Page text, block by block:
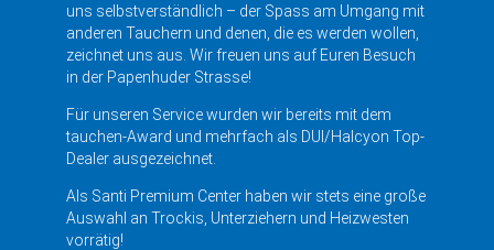
uns selbstverständlich – der Spass am Umgang mit
anderen Tauchern und denen, die es werden wollen,
zeichnet uns aus. Wir freuen uns auf Euren Besuch
in der Papenhuder Strasse!
Für unseren Service wurden wir bereits mit dem
tauchen-Award und mehrfach als DUI/Halcyon Top-
Dealer ausgezeichnet.
Als Santi Premium Center haben wir stets eine große
Auswahl an Trockis, Unterziehern und Heizwesten
vorrätig!